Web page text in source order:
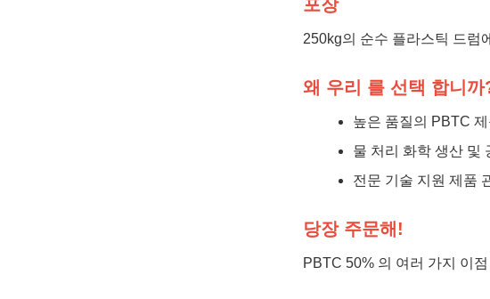
포장
250kg의 순수 플라스틱 드럼
왜 우리 를 선택 합니까
높은 품질의 PBTC
물 처리 화학 생산 및
전문 기술 지원 제품
당장 주문해!
PBTC 50% 의 여러 가지 이